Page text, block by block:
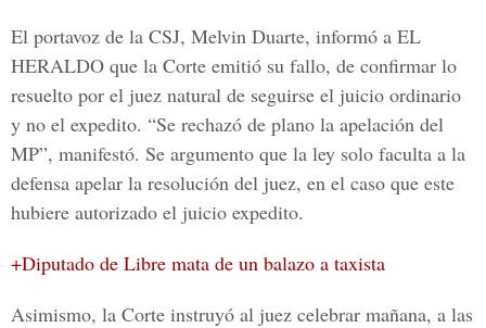
El portavoz de la CSJ, Melvin Duarte, informó a EL
HERALDO que la Corte emitió su fallo, de confirmar lo
resuelto por el juez natural de seguirse el juicio ordinario
y no el expedito. “Se rechazó de plano la apelación del
MP”, manifestó. Se argumento que la ley solo faculta a la
defensa apelar la resolución del juez, en el caso que este
hubiere autorizado el juicio expedito.
+Diputado de Libre mata de un balazo a taxista
Asimismo, la Corte instruyó al juez celebrar mañana, a las